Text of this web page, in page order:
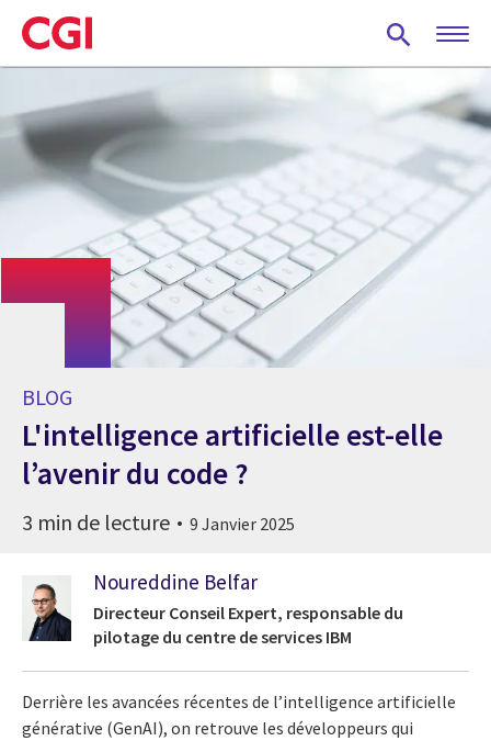
Skip
to
main
BLOG
L'intelligence artificielle est-elle
l’avenir du code ?
3 min de lecture 9 Janvier 2025
Noureddine Belfar
Directeur Conseil Expert, responsable du
pilotage du centre de services IBM
Derrière les avancées récentes de l’intelligence artificielle
générative (GenAI), on retrouve les développeurs qui